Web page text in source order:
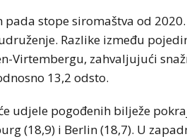
pada stope siromaštva od
Razlike između
Virtembergu, zahvaljujući
13,2 odsto.
udjele pogođenih bilježe
(18,9) i Berlin (18,7). U